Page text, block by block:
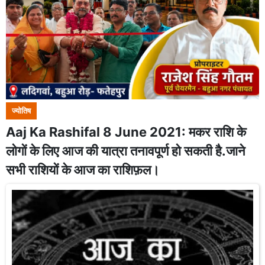
ज्योतिष
Aaj Ka Rashifal 8 June 2021: मकर राशि के
लोगों के लिए आज की यात्रा तनावपूर्ण हो सकती है.जाने
सभी राशियों के आज का राशिफ़ल।